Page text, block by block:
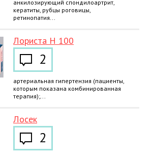
анкилозирующий спондилоартрит,
кератиты, рубцы роговицы,
ретинопатия...
Лориста Н 100
2
артериальная гипертензия (пациенты,
которым показана комбинированная
терапия);...
Лосек
2